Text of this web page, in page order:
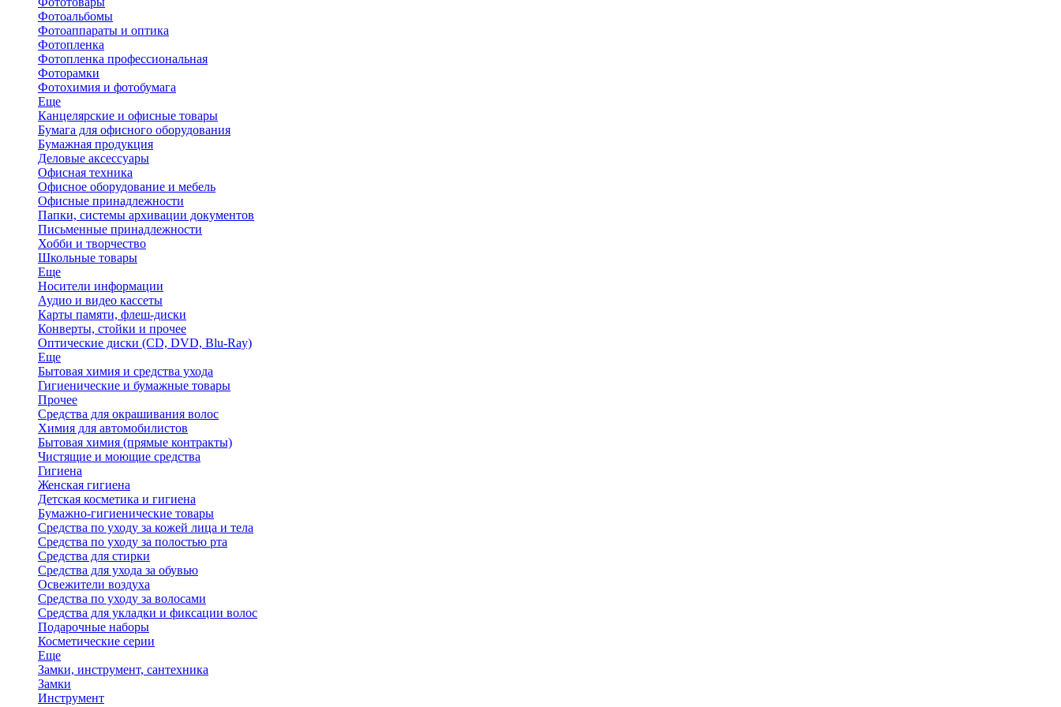
Фотоальбомы
Фотоаппараты и оптика
Фотопленка
Фотопленка профессиональная
Фоторамки
Фотохимия и фотобумага
Еще
Канцелярские и офисные товары
Бумага для офисного оборудования
Бумажная продукция
Деловые аксессуары
Офисная техника
Офисное оборудование и мебель
Офисные принадлежности
Папки, системы архивации документов
Письменные принадлежности
Хобби и творчество
Школьные товары
Еще
Носители информации
Аудио и видео кассеты
Карты памяти, флеш-диски
Конверты, стойки и прочее
Оптические диски (CD, DVD, Blu-Ray)
Еще
Бытовая химия и средства ухода
Гигиенические и бумажные товары
Прочее
Средства для окрашивания волос
Химия для автомобилистов
Бытовая химия (прямые контракты)
Чистящие и моющие средства
Гигиена
Женская гигиена
Детская косметика и гигиена
Бумажно-гигиенические товары
Средства по уходу за кожей лица и тела
Средства по уходу за полостью рта
Средства для стирки
Средства для ухода за обувью
Освежители воздуха
Средства по уходу за волосами
Средства для укладки и фиксации волос
Подарочные наборы
Косметические серии
Еще
Замки, инструмент, сантехника
Замки
Инструмент